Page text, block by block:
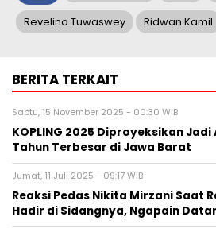
Revelino Tuwaswey Ridwan Kamil
BERITA TERKAIT
Sabtu, 15 November 2025 - 00:30 WIB
KOPLING 2025 Diproyeksikan
Tahun Terbesar di Jawa Barat
Jumat, 11 Juli 2025 - 09:17 WIB
Reaksi Pedas Nikita Mirzani Saat
Hadir di Sidangnya, Ngapain